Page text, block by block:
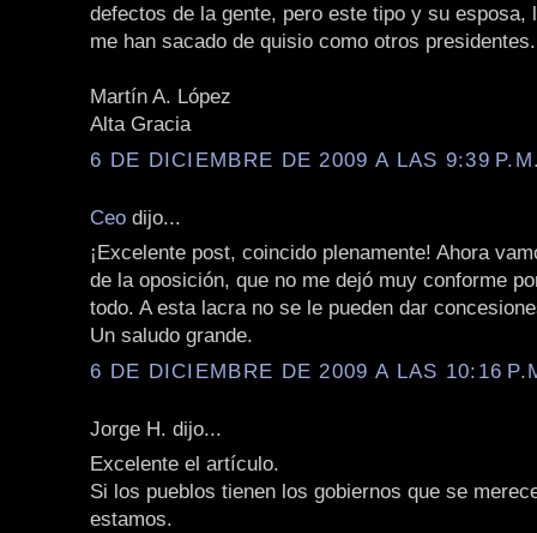
defectos de la gente, pero este tipo y su esposa,
me han sacado de quisio como otros presidentes.
Martín A. López
Alta Gracia
6 DE DICIEMBRE DE 2009 A LAS 9:39
Ceo dijo...
¡Excelente post, coincido plenamente! Ahora
de la oposición, que no me dejó muy conforme
todo. A esta lacra no se le pueden dar
Un saludo grande.
6 DE DICIEMBRE DE 2009 A LAS 10:16
Jorge H. dijo...
Excelente el artículo.
Si los pueblos tienen los gobiernos que se
estamos.